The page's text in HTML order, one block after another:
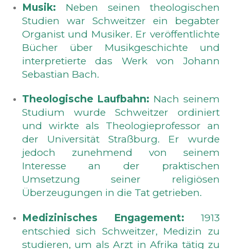
Musik: Neben seinen theologischen
Studien war Schweitzer ein begabter
Organist und Musiker. Er veröffentlichte
Bücher über Musikgeschichte und
interpretierte das Werk von Johann
Sebastian Bach.
Theologische Laufbahn: Nach seinem
Studium wurde Schweitzer ordiniert
und wirkte als Theologieprofessor an
der Universität Straßburg. Er wurde
jedoch zunehmend von seinem
Interesse an der praktischen
Umsetzung seiner religiösen
Überzeugungen in die Tat getrieben.
Medizinisches Engagement: 1913
entschied sich Schweitzer, Medizin zu
studieren, um als Arzt in Afrika tätig zu